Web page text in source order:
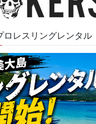
ロレスリングレンタル